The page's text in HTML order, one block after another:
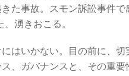
た事故。スモン訴訟事件で
湧きおこる。
はいかない。目の前に、
、ガバナンスと、その重